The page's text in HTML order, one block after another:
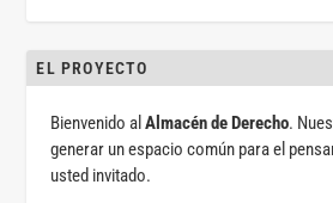
EL PROYECTO
Bienvenido alAlmacén de Derecho.
generar un espacio común para el
usted invitado.